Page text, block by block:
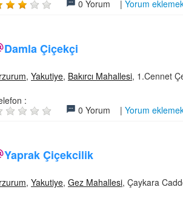
0 Yorum | Yorum eklemek
Damla Çiçekçi
, Yakutiye, Bakırcı Mahallesi, 1.Cennet
:
0 Yorum | Yorum eklemek
Yaprak Çiçekcilik
, Yakutiye, Gez Mahallesi, Çaykara